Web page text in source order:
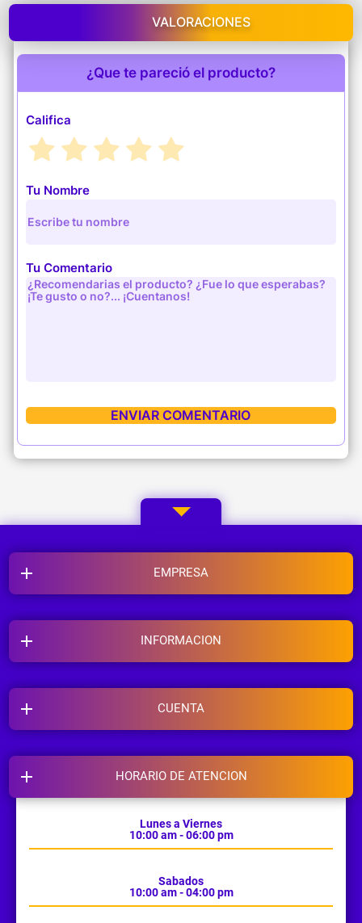
VALORACIONES
¿Que te pareció el producto?
Califica
Tu Nombre
Tu Comentario
EMPRESA
INFORMACION
HORARIO DE ATENCION
Lunes a Viernes
10:00 am - 06:00 pm
Sabados
10:00 am - 04:00 pm
CUENTA